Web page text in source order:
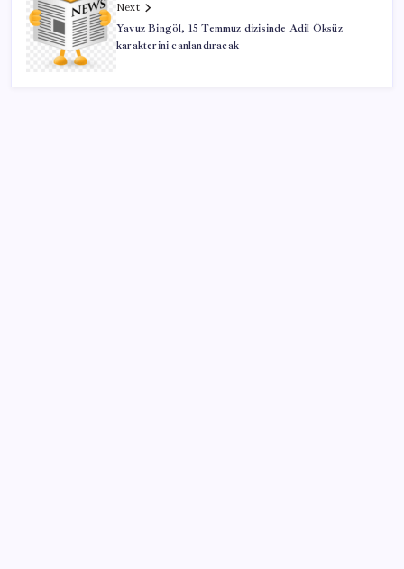
Next
Yavuz Bingöl, 15 Temmuz dizisinde Adil Öksüz
karakterini canlandıracak